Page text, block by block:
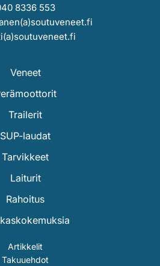
8336 553
Veneet
Trailerit
SUP-laudat
Tarvikkeet
Laiturit
Rahoitus
Artikkelit
Takuuehdot